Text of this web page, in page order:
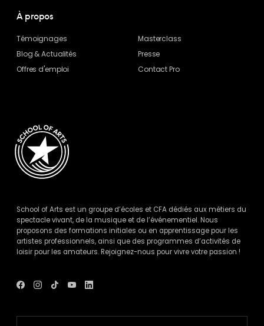
À propos
Témoignages
Masterclass
Blog & Actualités
Presse
Offres d'emploi
Contact Pro
School of Arts est un groupe d’écoles et CFA dédiés aux métiers du
spectacle vivant, de la musique et de l’événementiel. Nous
proposons des formations initiales ou en apprentissage pour les
artistes professionnels, ainsi que des programmes d’activités de
loisir pour les amateurs. Rejoignez-nous pour vivre votre passion !
Voir
de
Voir
de
Voir
Tok
Voir
de
de